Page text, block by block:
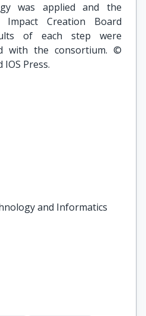
was applied and the
Creation Board
of each step were
with the consortium. ©
Press.
and Informatics